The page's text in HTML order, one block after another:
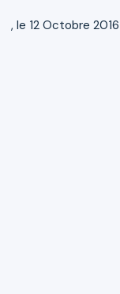
, le 12 Octobre 2016